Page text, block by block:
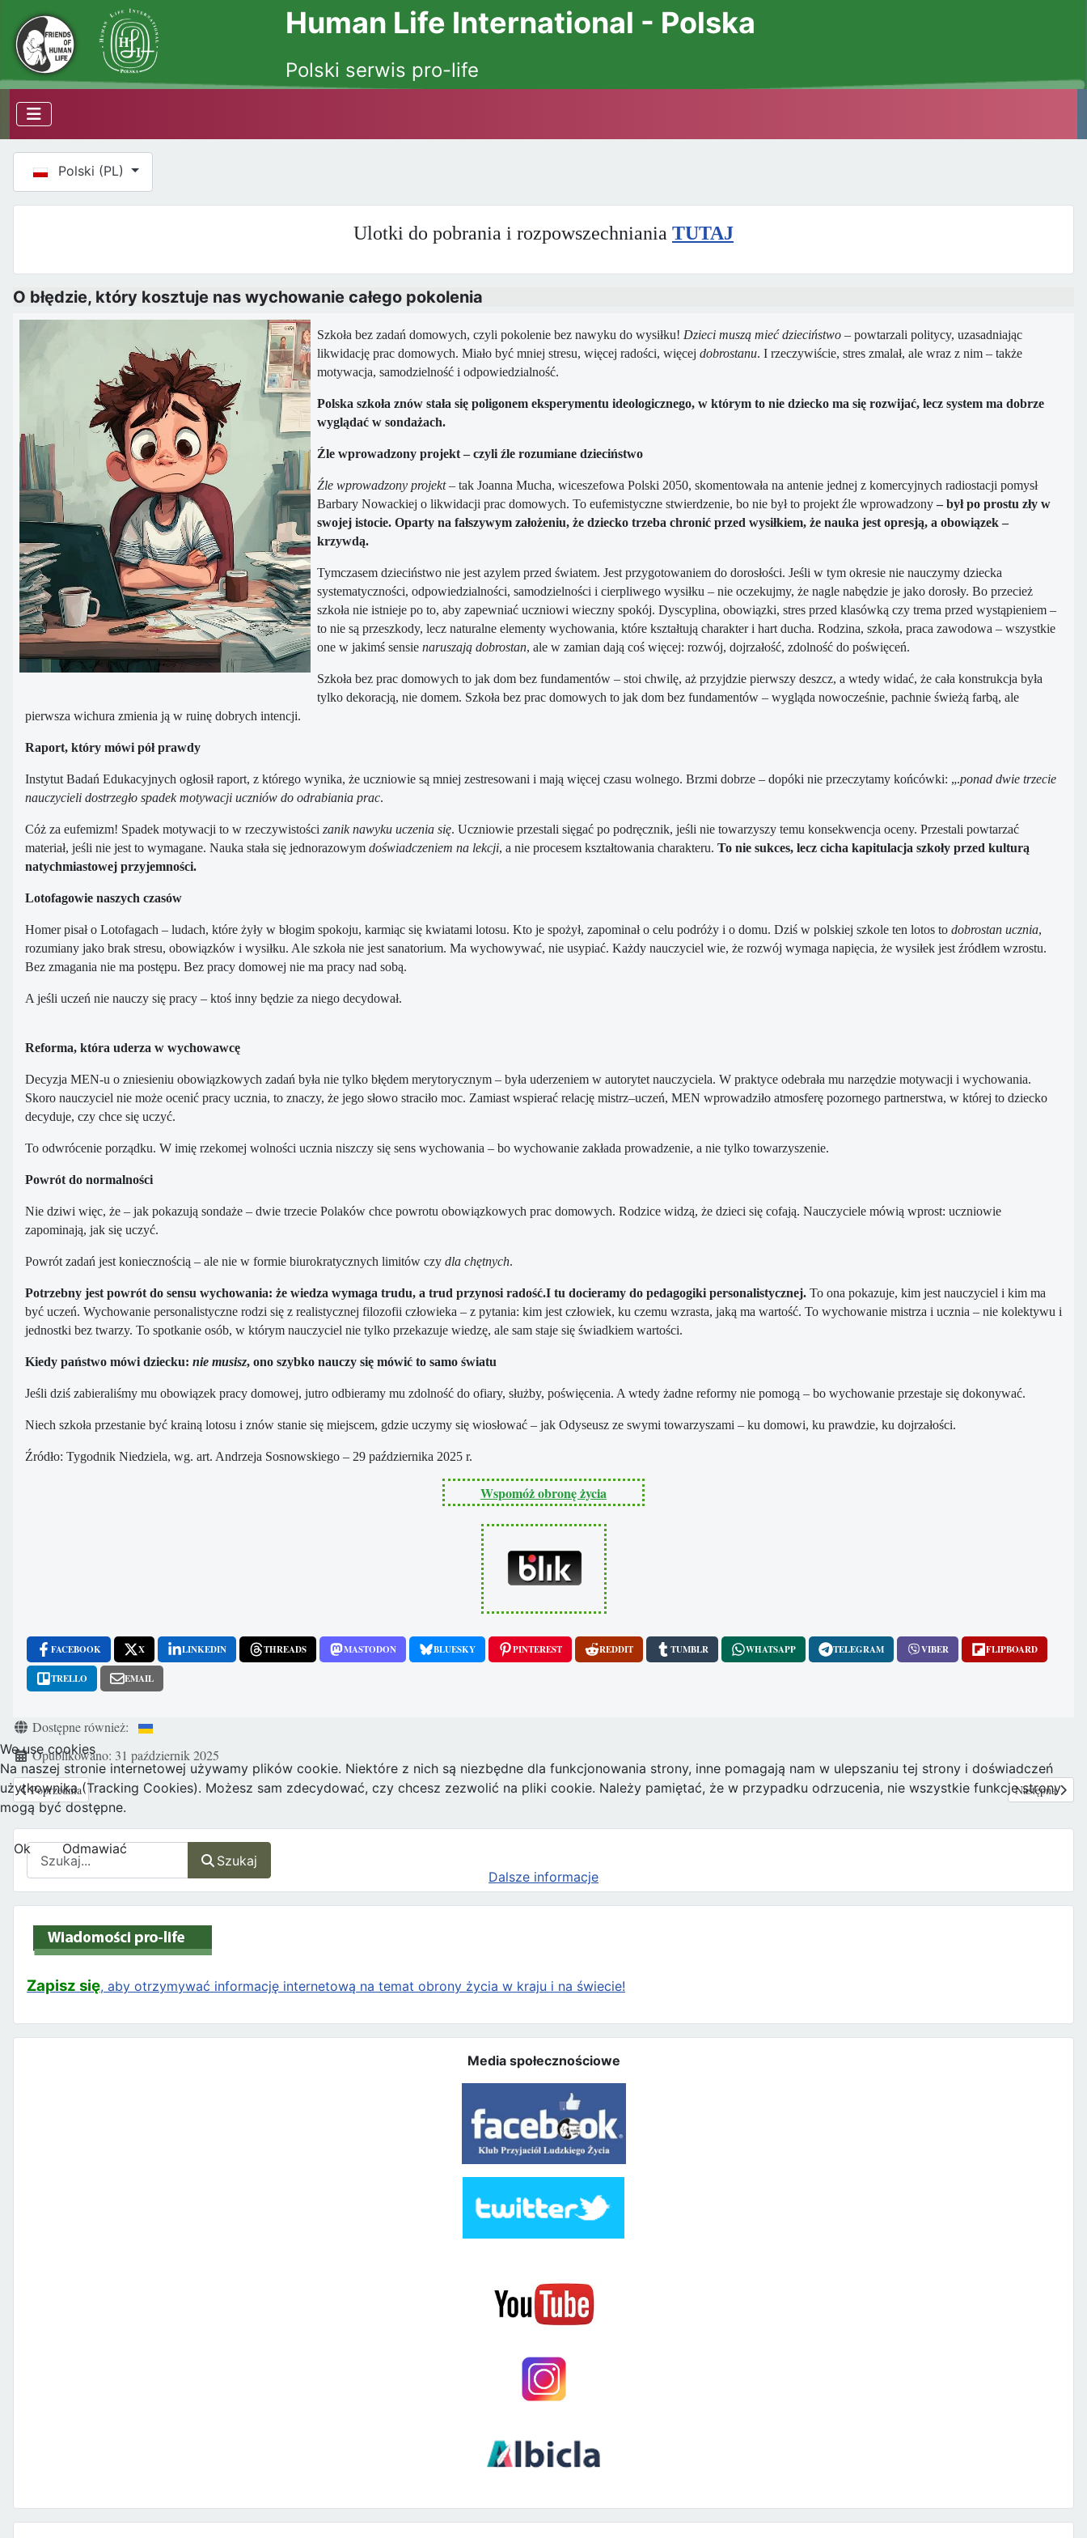
Human Life International - Polska
Polski serwis pro-life
Szukaj
Szukaj
Zapisz się, aby otrzymywać informację internetową na temat obrony życia w kraju i na świecie!
Media społecznościowe
Wybierz swój język
Polski (PL)
Ulotki do pobrania i rozpowszechniania TUTAJ
O błędzie, który kosztuje nas wychowanie całego pokolenia
Szkoła bez zadań domowych, czyli pokolenie bez nawyku do wysiłku! Dzieci muszą mieć dzieciństwo – powtarzali politycy, uzasadniając
likwidację prac domowych. Miało być mniej stresu, więcej radości, więcej dobrostanu. I rzeczywiście, stres zmalał, ale wraz z nim – także
motywacja, samodzielność i odpowiedzialność.
Polska szkoła znów stała się poligonem eksperymentu ideologicznego, w którym to nie dziecko ma się rozwijać, lecz system ma dobrze
wyglądać w sondażach.
Źle wprowadzony projekt – czyli źle rozumiane dzieciństwo
Źle wprowadzony projekt– tak Joanna Mucha, wiceszefowa Polski 2050, skomentowała na antenie jednej z komercyjnych radiostacji pomysł
Barbary Nowackiej o likwidacji prac domowych. To eufemistyczne stwierdzenie, bo nie był to projekt źle wprowadzony– był po prostu zły w
swojej istocie. Oparty na fałszywym założeniu, że dziecko trzeba chronić przed wysiłkiem, że nauka jest opresją, a obowiązek –
krzywdą.
Tymczasem dzieciństwo nie jest azylem przed światem. Jest przygotowaniem do dorosłości. Jeśli w tym okresie nie nauczymy dziecka
systematyczności, odpowiedzialności, samodzielności i cierpliwego wysiłku – nie oczekujmy, że nagle nabędzie je jako dorosły. Bo przecież
szkoła nie istnieje po to, aby zapewniać uczniowi wieczny spokój. Dyscyplina, obowiązki, stres przed klasówką czy trema przed wystąpieniem –
to nie są przeszkody, lecz naturalne elementy wychowania, które kształtują charakter i hart ducha. Rodzina, szkoła, praca zawodowa – wszystkie
one w jakimś sensie naruszają dobrostan, ale w zamian dają coś więcej: rozwój, dojrzałość, zdolność do poświęceń.
Szkoła bez prac domowych to jak dom bez fundamentów – stoi chwilę, aż przyjdzie pierwszy deszcz, a wtedy widać, że cała konstrukcja była
tylko dekoracją, nie domem. Szkoła bez prac domowych to jak dom bez fundamentów – wygląda nowocześnie, pachnie świeżą farbą, ale
pierwsza wichura zmienia ją w ruinę dobrych intencji.
Raport, który mówi pół prawdy
Instytut Badań Edukacyjnych ogłosił raport, z którego wynika, że uczniowie są mniej zestresowani i mają więcej czasu wolnego. Brzmi dobrze – dopóki nie przeczytamy końcówki: „.ponad dwie trzecie
nauczycieli dostrzegło spadek motywacji uczniów do odrabiania prac.
Cóż za eufemizm! Spadek motywacji to w rzeczywistości zanik nawyku uczenia się. Uczniowie przestali sięgać po podręcznik, jeśli nie towarzyszy temu konsekwencja oceny. Przestali powtarzać
materiał, jeśli nie jest to wymagane. Nauka stała się jednorazowym doświadczeniem na lekcji, a nie procesem kształtowania charakteru. To nie sukces, lecz cicha kapitulacja szkoły przed kulturą
natychmiastowej przyjemności.
Lotofagowie naszych czasów
Homer pisał o Lotofagach – ludach, które żyły w błogim spokoju, karmiąc się kwiatami lotosu. Kto je spożył, zapominał o celu podróży i o domu. Dziś w polskiej szkole ten lotos to dobrostan ucznia,
rozumiany jako brak stresu, obowiązków i wysiłku. Ale szkoła nie jest sanatorium. Ma wychowywać, nie usypiać. Każdy nauczyciel wie, że rozwój wymaga napięcia, że wysiłek jest źródłem wzrostu.
Bez zmagania nie ma postępu. Bez pracy domowej nie ma pracy nad sobą.
A jeśli uczeń nie nauczy się pracy – ktoś inny będzie za niego decydował.
Reforma, która uderza w wychowawcę
Decyzja MEN-u o zniesieniu obowiązkowych zadań była nie tylko błędem merytorycznym – była uderzeniem w autorytet nauczyciela. W praktyce odebrała mu narzędzie motywacji i wychowania.
Skoro nauczyciel nie może ocenić pracy ucznia, to znaczy, że jego słowo straciło moc. Zamiast wspierać relację mistrz–uczeń, MEN wprowadziło atmosferę pozornego partnerstwa, w której to dziecko
decyduje, czy chce się uczyć.
To odwrócenie porządku. W imię rzekomej wolności ucznia niszczy się sens wychowania – bo wychowanie zakłada prowadzenie, a nie tylko towarzyszenie.
Powrót do normalności
Nie dziwi więc, że – jak pokazują sondaże – dwie trzecie Polaków chce powrotu obowiązkowych prac domowych. Rodzice widzą, że dzieci się cofają. Nauczyciele mówią wprost: uczniowie
zapominają, jak się uczyć.
Powrót zadań jest koniecznością – ale nie w formie biurokratycznych limitów czy dla chętnych.
Potrzebny jest powrót do sensu wychowania: że wiedza wymaga trudu, a trud przynosi radość.I tu docieramy do pedagogiki personalistycznej. To ona pokazuje, kim jest nauczyciel i kim ma
być uczeń. Wychowanie personalistyczne rodzi się z realistycznej filozofii człowieka – z pytania: kim jest człowiek, ku czemu wzrasta, jaką ma wartość. To wychowanie mistrza i ucznia – nie kolektywu i
jednostki bez twarzy. To spotkanie osób, w którym nauczyciel nie tylko przekazuje wiedzę, ale sam staje się świadkiem wartości.
Kiedy państwo mówi dziecku: nie musisz, ono szybko nauczy się mówić to samo światu
Jeśli dziś zabieraliśmy mu obowiązek pracy domowej, jutro odbieramy mu zdolność do ofiary, służby, poświęcenia. A wtedy żadne reformy nie pomogą – bo wychowanie przestaje się dokonywać.
Niech szkoła przestanie być krainą lotosu i znów stanie się miejscem, gdzie uczymy się wiosłować – jak Odyseusz ze swymi towarzyszami – ku domowi, ku prawdzie, ku dojrzałości.
Źródło: Tygodnik Niedziela, wg. art. Andrzeja Sosnowskiego – 29 października 2025 r.
Wspomóż obronę życia
FACEBOOK X LINKEDIN THREADS MASTODON BLUESKY PINTEREST REDDIT TUMBLR WHATSAPP TELEGRAM VIBER FLIPBOARD
TRELLO EMAIL
Szczegóły
Dostępne również:
Opublikowano: 31 październik 2025
Poprzednia strona: Kultura śmierci: Aborcyjna doula to nie „pomoc” to towarzyszka zbrodni.
Poprzednia Następna
Następna
We use cookies
Na naszej stronie internetowej używamy plików cookie. Niektóre z nich są niezbędne dla funkcjonowania strony, inne pomagają nam w ulepszaniu tej strony i doświadczeń
użytkownika (Tracking Cookies). Możesz sam zdecydować, czy chcesz zezwolić na pliki cookie. Należy pamiętać, że w przypadku odrzucenia, nie wszystkie funkcje strony
mogą być dostępne.
Ok
Odmawiać
Dalsze informacje